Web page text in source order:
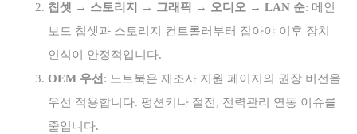
칩셋 → 스토리지 → 그래픽 → 오디오 → LAN 순: 메인
보드 칩셋과 스토리지 컨트롤러부터 잡아야 이후 장치
인식이 안정적입니다.
OEM 우선: 노트북은 제조사 지원 페이지의 권장 버전을
우선 적용합니다. 펑션키나 절전, 전력관리 연동 이슈를
줄입니다.